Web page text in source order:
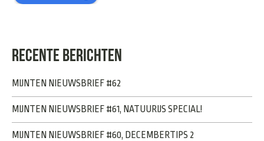
RECENTE BERICHTEN
MIJNTEN NIEUWSBRIEF #62
MIJNTEN NIEUWSBRIEF #61, NATUURIJS SPECIAL!
MIJNTEN NIEUWSBRIEF #60, DECEMBERTIPS 2